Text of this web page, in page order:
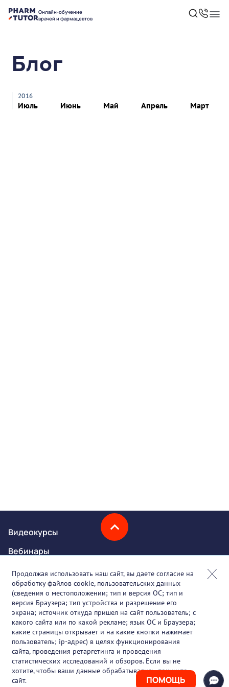
ПОМОЩЬ
Онлайн-обучение
врачей и фармацевтов
Блог
2016
Июль Июнь Май Апрель Март
Видеокурсы
Вебинары
Онлайн-события
Партнеры
О проекте
Вакансии
Блог
Контакты
Продолжая использовать наш сайт, вы даете согласие на
обработку файлов cookie, пользовательских данных
(сведения о местоположении; тип и версия ОС; тип и
версия Браузера; тип устройства и разрешение его
экрана; источник откуда пришел на сайт пользователь; с
какого сайта или по какой рекламе; язык ОС и Браузера;
какие страницы открывает и на какие кнопки нажимает
пользователь; ip-адрес) в целях функционирования
сайта, проведения ретаргетинга и проведения
статистических исследований и обзоров. Если вы не
хотите, чтобы ваши данные обрабатывались, покиньте
сайт.